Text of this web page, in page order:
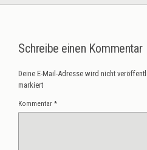
Schreibe einen Kommentar
Deine E-Mail-Adresse wird nicht
markiert
Kommentar *